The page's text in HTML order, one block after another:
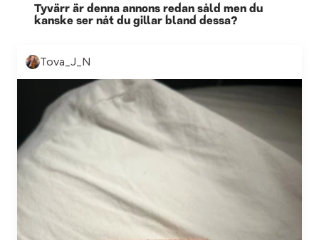
Tyvärr är denna annons redan såld men du
kanske ser nåt du gillar bland dessa?
Tova_J_N